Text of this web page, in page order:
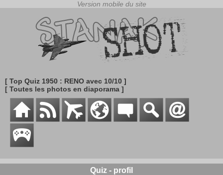
[ Top Quiz 1950 : RENO avec 10/10 ]
[ Toutes les photos en diaporama ]
Quiz - profil